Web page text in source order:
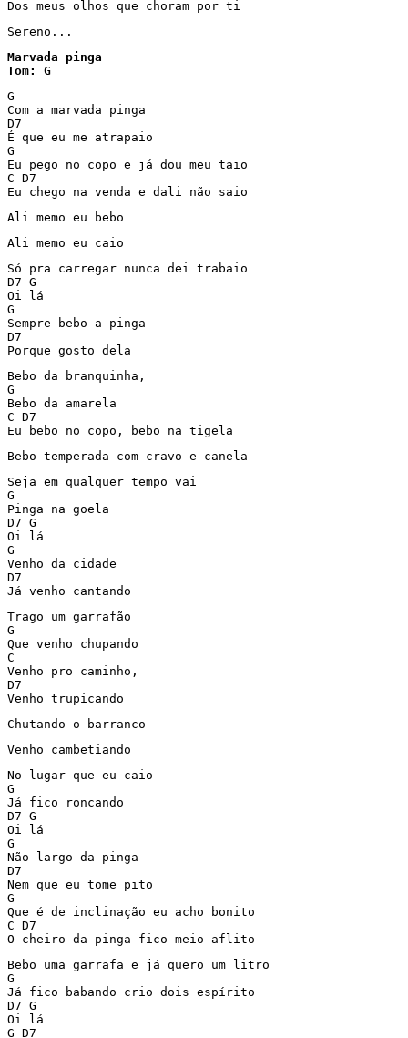
Sereno...
Marvada pinga
Tom: G
G
Com a marvada pinga
D7
É que eu me atrapaio
G
Eu pego no copo e já dou meu taio
C D7
Eu chego na venda e dali não saio
Ali memo eu bebo
Ali memo eu caio
Só pra carregar nunca dei trabaio
D7 G
Oi lá
G
Sempre bebo a pinga
D7
Porque gosto dela
Bebo da branquinha,
G
Bebo da amarela
C D7
Eu bebo no copo, bebo na tigela
Bebo temperada com cravo e canela
Seja em qualquer tempo vai
G
Pinga na goela
D7 G
Oi lá
G
Venho da cidade
D7
Já venho cantando
Trago um garrafão
G
Que venho chupando
C
Venho pro caminho,
D7
Venho trupicando
Chutando o barranco
Venho cambetiando
No lugar que eu caio
G
Já fico roncando
D7 G
Oi lá
G
Não largo da pinga
D7
Nem que eu tome pito
G
Que é de inclinação eu acho bonito
C D7
O cheiro da pinga fico meio aflito
Bebo uma garrafa e já quero um litro
G
Já fico babando crio dois espírito
D7 G
Oi lá
G D7